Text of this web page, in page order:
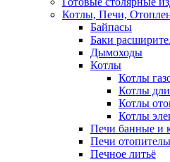
Котлы, Печи,
Байпасы
Баки
Дымоходы
Котлы
Котлы
Котлы
Котлы
Котлы
Печи банные и
Печи
Печное литьё